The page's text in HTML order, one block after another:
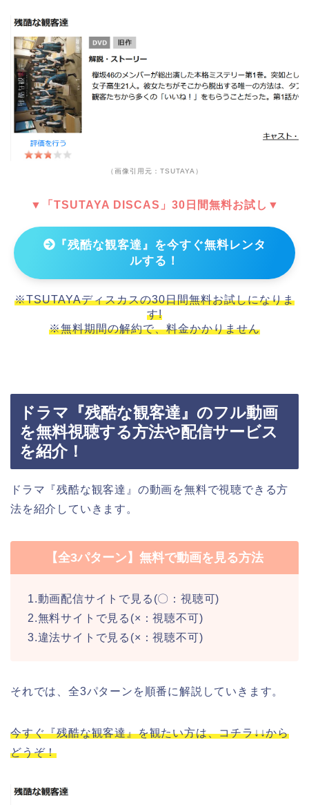
（画像引用元：TSUTAYA）
▼「TSUTAYA DISCAS」30日間無料お試し▼
『残酷な観客達』を今すぐ無料レンタ
ルする！
※TSUTAYAディスカスの30日間無料お試しになりま
す!
※無料期間の解約で、料金かかりません
ドラマ『残酷な観客達』のフル動画
を無料視聴する方法や配信サービス
を紹介！
ドラマ『残酷な観客達』の動画を無料で視聴できる方
法を紹介していきます。
【全3パターン】無料で動画を見る方法
1.動画配信サイトで見る(〇：視聴可)
2.無料サイトで見る(×：視聴不可)
3.違法サイトで見る(×：視聴不可)
それでは、全3パターンを順番に解説していきます。
今すぐ『残酷な観客達』を観たい方は、コチラ↓↓から
どうぞ！